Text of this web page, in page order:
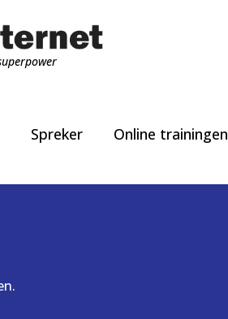
Spreker Online trainingen